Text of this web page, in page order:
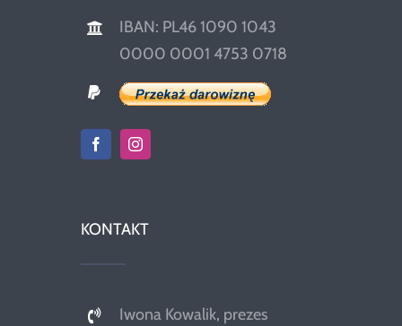
IBAN: PL46 1090 1043
0000 0001 4753 0718
KONTAKT
Iwona Kowalik, prezes